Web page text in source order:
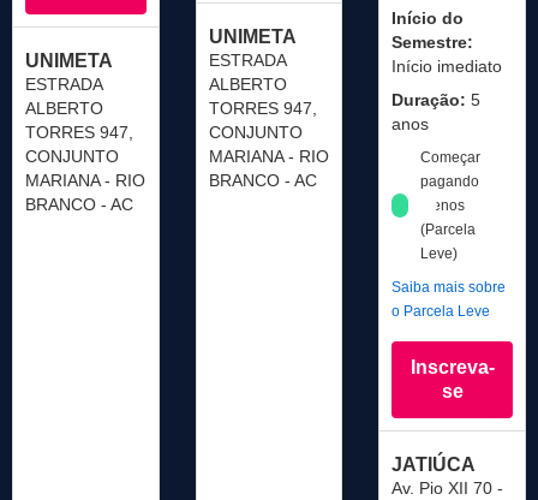
UNIMETA
ESTRADA
ALBERTO
TORRES 947,
CONJUNTO
MARIANA - RIO
BRANCO - AC
UNIMETA
ESTRADA
ALBERTO
TORRES 947,
CONJUNTO
MARIANA - RIO
BRANCO - AC
Início do
Semestre:
Início imediato
Duração: 5
anos
Começar
pagando
menos
(Parcela
Leve)
Saiba mais sobre
o Parcela Leve
Inscreva-
se
JATIÚCA
Av. Pio XII 70 -